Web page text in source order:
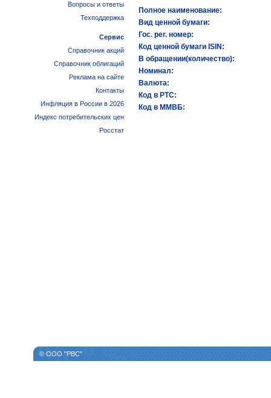
Полное наименование:
Вид ценной бумаги:
Гос. рег. номер:
Код ценной бумаги ISIN:
В обращении(количество):
Номинал:
Валюта:
Код в РТС:
Код в ММВБ:
Вопросы и ответы
Техподдержка
Сервис
Справочник акций
Справочник облигаций
Реклама на сайте
Контакты
Инфляция в России в 2026
Индекс потребительских цен
Росстат
© ООО "РВС"